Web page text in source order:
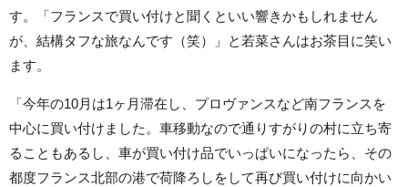
す。「フランスで買い付けと聞くといい響きかもしれません
が、結構タフな旅なんです（笑）」と若菜さんはお茶目に笑い
ます。
「今年の10月は1ヶ月滞在し、プロヴァンスなど南フランスを
中心に買い付けました。車移動なので通りすがりの村に立ち寄
ることもあるし、車が買い付け品でいっぱいになったら、その
都度フランス北部の港で荷降ろしをして再び買い付けに向かい